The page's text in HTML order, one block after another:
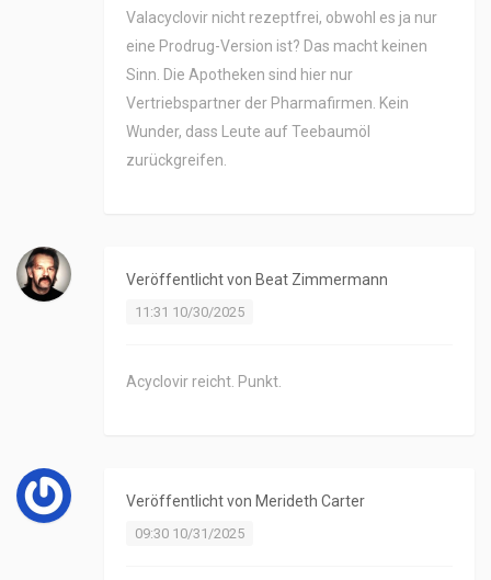
Valacyclovir nicht rezeptfrei, obwohl es ja nur
eine Prodrug-Version ist? Das macht keinen
Sinn. Die Apotheken sind hier nur
Vertriebspartner der Pharmafirmen. Kein
Wunder, dass Leute auf Teebaumöl
zurückgreifen.
Veröffentlicht von Beat Zimmermann
11:31 10/30/2025
Acyclovir reicht. Punkt.
Veröffentlicht von Merideth Carter
09:30 10/31/2025